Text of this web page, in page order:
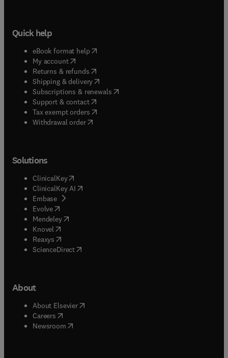
Quick help
eBook format help( opens in new tab/window
My account( opens in new tab/window
Returns & refunds( opens in new tab/window
Shipping & delivery(opens in new tab/window
Subscriptions & renewals( opens in new tab/window
Support & contact( opens in new tab/window
Tax exempt orders( opens in new tab/window
Withdrawal order
Solutions
ClinicalKey(opens in new tab/window
ClinicalKey AI opens in new tab/window
Embase( opens in new tab/window
Evolve(opens in new tab/window
Mendeley( opens in new tab/window
Knovel (opens in new tab/window
Reaxys (opens in new tab/window
ScienceDirect(opens in new tab/window
About
About Elsevier( opens in new tab/window
Careers opens in new tab/window
Newsroom( opens in new tab/window